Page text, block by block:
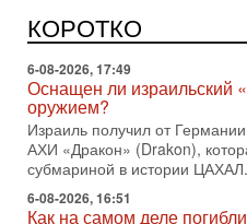
КОРОТКО
еврейский политический
политическим раскладом
6-08-2026, 17:49
Оснащен ли израильский
оружием?
Израиль получил от
АХИ «Дракон» (Drakon),
субмариной в истории
6-08-2026, 16:51
Как на самом деле